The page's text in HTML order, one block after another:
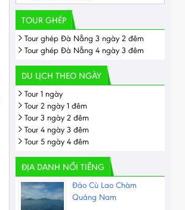
TOUR GHÉP
Tour ghép Đà Nẵng 3 ngày 2 đêm
Tour ghép Đà Nẵng 4 ngày 3 đêm
DU LỊCH THEO NGÀY
Tour 1 ngày
Tour 2 ngày 1 đêm
Tour 3 ngày 2 đêm
Tour 4 ngày 3 đêm
Tour 5 ngày 4 đêm
ĐỊA DANH NỔI TIẾNG
Đảo Cù Lao Chàm
Quảng Nam